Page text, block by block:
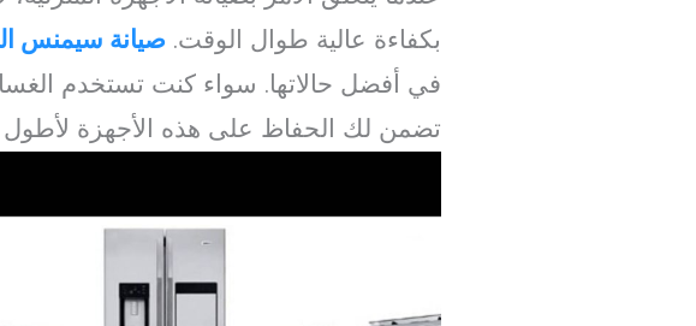
بكفاءة عالية طوال الوقت.صيانة سيمنس
في أفضل حالاتها. سواء كنت تستخدم
تضمن لك الحفاظ على هذه الأجهزة لأطول